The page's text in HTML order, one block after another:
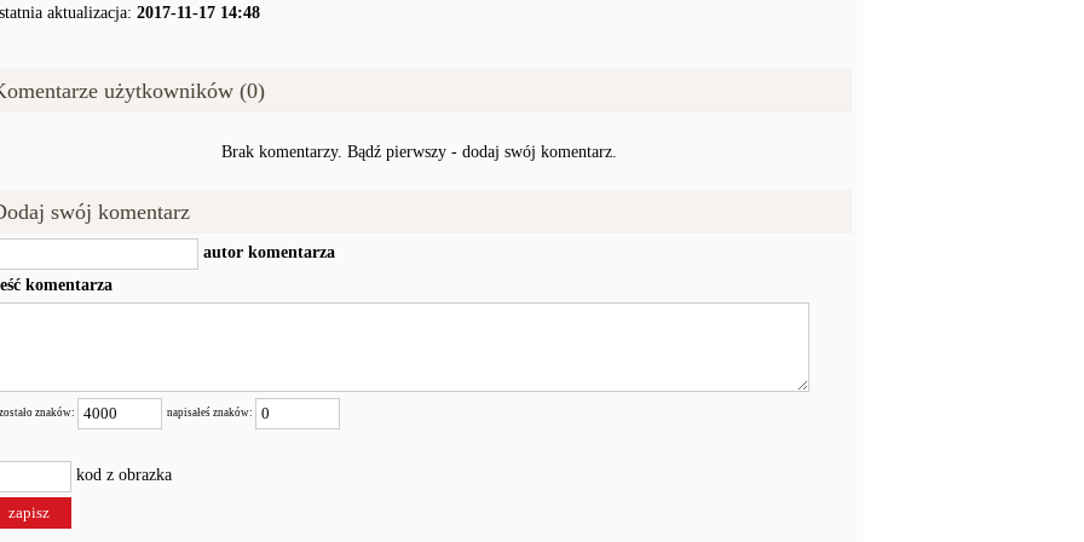
aktualizacja: 2017-11-17 14:48
użytkowników (0)
Brak komentarzy. Bądź pierwszy - dodaj swój komentarz.
swój komentarz
autor komentarza
komentarza
znaków: napisałeś znaków:
kod z obrazka